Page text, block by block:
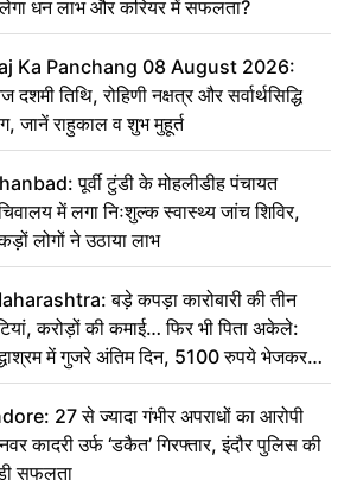
धन लाभ और करियर में सफलता?
Ka Panchang 08 August 2026:
दशमी तिथि, रोहिणी नक्षत्र और सर्वार्थसिद्धि
जानें राहुकाल व शुभ मुहूर्त
पूर्वी टुंडी के मोहलीडीह पंचायत
में लगा निःशुल्क स्वास्थ्य जांच शिविर,
लोगों ने उठाया लाभ
बड़े कपड़ा कारोबारी की तीन
करोड़ों की कमाई… फिर भी पिता अकेले:
में गुजरे अंतिम दिन, 5100 रुपये भेजकर
अंतिम संस्कार कर दीजिए हम नहीं आ पाएंगे
27 से ज्यादा गंभीर अपराधों का आरोपी
कादरी उर्फ ‘डकैत’ गिरफ्तार, इंदौर पुलिस की
सफलता